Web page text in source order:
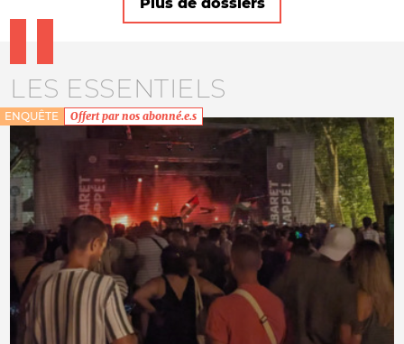
LES ESSENTIELS
ENQUÊTE Offert par nos abonné.e.s